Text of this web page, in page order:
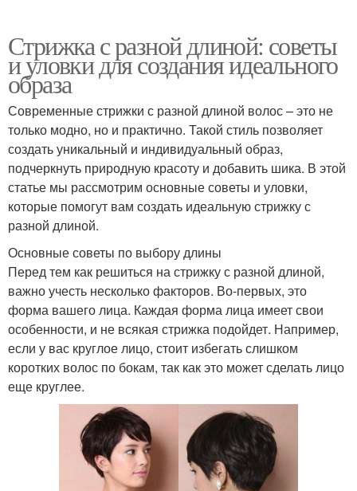
Стрижка с разной длиной: советы
и уловки для создания идеального
образа
Современные стрижки с разной длиной волос – это не
только модно, но и практично. Такой стиль позволяет
создать уникальный и индивидуальный образ,
подчеркнуть природную красоту и добавить шика. В этой
статье мы рассмотрим основные советы и уловки,
которые помогут вам создать идеальную стрижку с
разной длиной.
Основные советы по выбору длины
Перед тем как решиться на стрижку с разной длиной,
важно учесть несколько факторов. Во-первых, это
форма вашего лица. Каждая форма лица имеет свои
особенности, и не всякая стрижка подойдет. Например,
если у вас круглое лицо, стоит избегать слишком
коротких волос по бокам, так как это может сделать лицо
еще круглее.